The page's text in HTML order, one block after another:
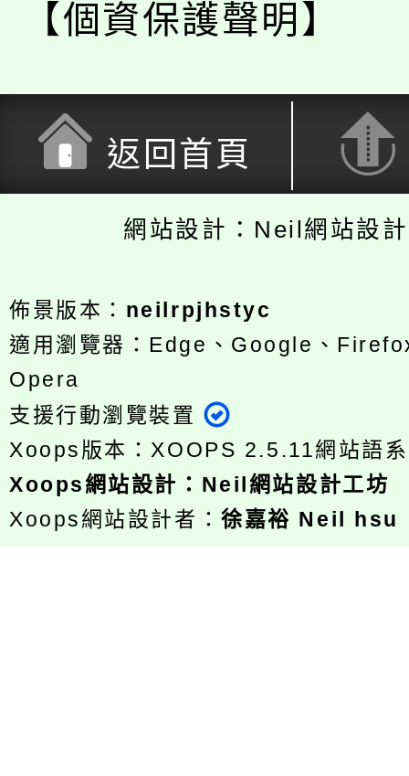
【個資保護聲明】
返回首頁
網站設計：Neil網站設
佈景版本： neilrpjhstyc
適用瀏覽器：Edge、Google、
Opera
支援行動瀏覽裝置
Xoops版本：XOOPS 2.5.11網站語
Xoops網站設計 ： Neil網站設計工坊
Xoops網站設計者：徐嘉裕 Neil hsu